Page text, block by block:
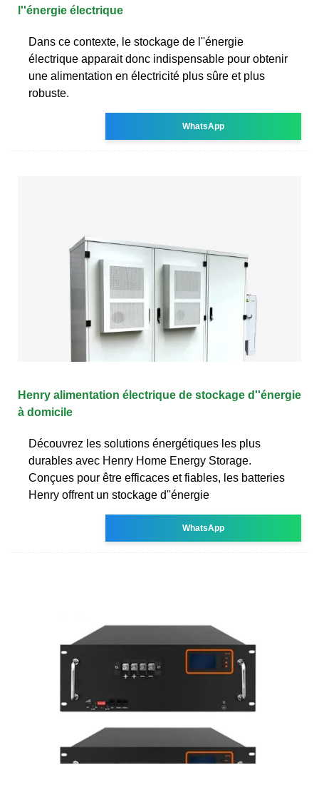
l''énergie électrique
Dans ce contexte, le stockage de l''énergie
électrique apparait donc indispensable pour obtenir
une alimentation en électricité plus sûre et plus
robuste.
WhatsApp
Henry alimentation électrique de stockage d''énergie
à domicile
Découvrez les solutions énergétiques les plus
durables avec Henry Home Energy Storage.
Conçues pour être efficaces et fiables, les batteries
Henry offrent un stockage d''énergie
WhatsApp